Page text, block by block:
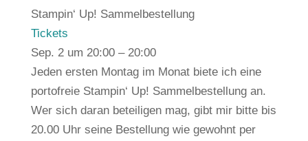
Stampin‘ Up! Sammelbestellung
Tickets
Sep. 2 um 20:00 – 20:00
Jeden ersten Montag im Monat biete ich eine
portofreie Stampin‘ Up! Sammelbestellung an.
Wer sich daran beteiligen mag, gibt mir bitte bis
20.00 Uhr seine Bestellung wie gewohnt per